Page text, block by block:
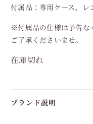
付属品：専用ケース、レ
※付属品の仕様は予告な
ご了承くださいませ。
在庫切れ
ブランド説明